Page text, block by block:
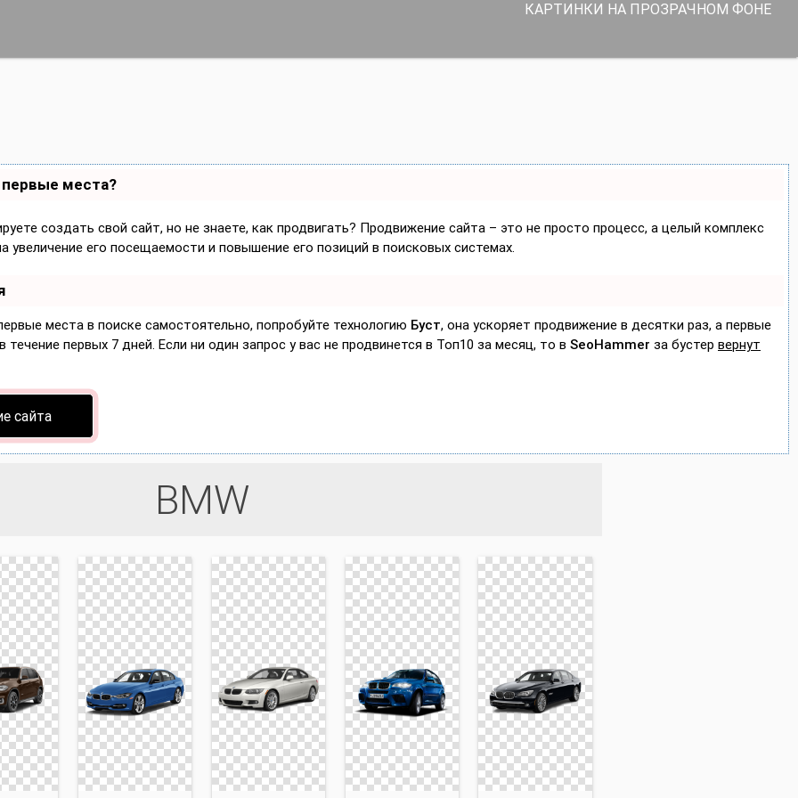
КАРТИНКИ НА ПРОЗРАЧНОМ ФОНЕ
первые места?
создать свой сайт, но не знаете, как продвигать? Продвижение сайта – это не просто процесс, а целый комплекс
увеличение его посещаемости и повышение его позиций в поисковых системах.
места в поиске самостоятельно, попробуйте технологию Буст, она ускоряет продвижение в десятки раз, а первые
первых 7 дней. Если ни один запрос у вас не продвинется в Топ10 за месяц, то в SeoHammer за бустер вернут
сайта
BMW